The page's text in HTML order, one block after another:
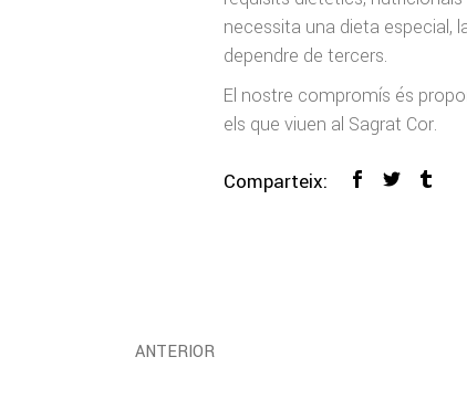
necessita una dieta especial,
dependre de tercers.
El nostre compromís és
els que viuen al Sagrat Cor.
Comparteix:
ANTERIOR